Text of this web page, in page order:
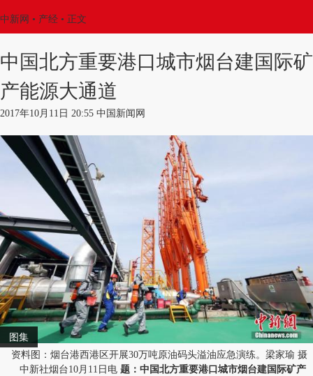
中新网 • 产经 • 正文
中国北方重要港口城市烟台建国际矿
产能源大通道
2017年10月11日 20:55 中国新闻网
图集
资料图：烟台港西港区开展30万吨原油码头溢油应急演练。梁家瑜 摄
中新社烟台10月11日电 题：中国北方重要港口城市烟台建国际矿产